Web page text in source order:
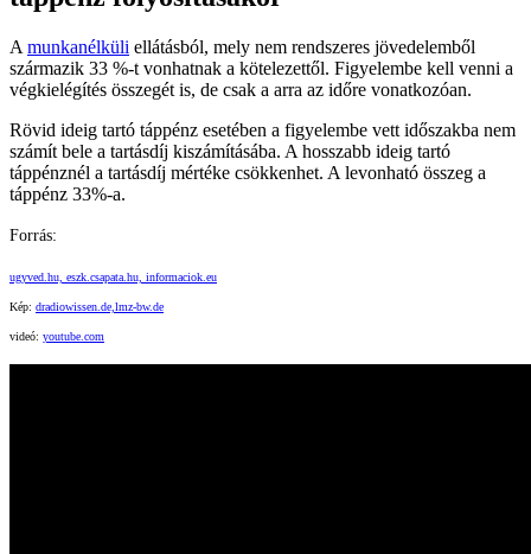
A munkanélküli ellátásból, mely nem rendszeres jövedelemből
származik 33 %-t vonhatnak a kötelezettől. Figyelembe kell venni a
végkielégítés összegét is, de csak a arra az időre vonatkozóan.
Rövid ideig tartó táppénz esetében a figyelembe vett időszakba nem
számít bele a tartásdíj kiszámításába. A hosszabb ideig tartó
táppénznél a tartásdíj mértéke csökkenhet. A levonható összeg a
táppénz 33%-a.
Forrás:
ugyved.hu, eszk.csapata.hu, informaciok.eu
Kép: dradiowissen.de, lmz-bw.de
videó: youtube.com